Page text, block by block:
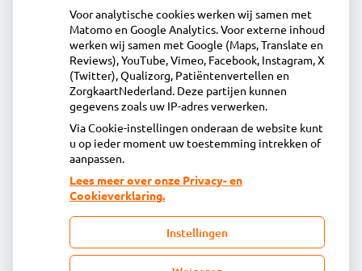
Acdapha Apotheek Waterland-Oost
Heideweg 1B, 1132DA Volendam
0299 - 36 83 24
info@apotheekwaterlandoost.nl
Inschrijven
Centrale administratie
Heeft u vragen of opmerkingen over uw
toegestuurde rekening van de apotheek?
declaratie@acdaphagroep.nl
Voor analytische cookies werken wij samen met
Matomo en Google Analytics. Voor externe inhoud
werken wij samen met Google (Maps, Translate en
Reviews), YouTube, Vimeo, Facebook, Instagram, X
(Twitter), Qualizorg, Patiëntenvertellen en
ZorgkaartNederland. Deze partijen kunnen
gegevens zoals uw IP-adres verwerken.
Via Cookie-instellingen onderaan de website kunt
u op ieder moment uw toestemming intrekken of
aanpassen.
Lees meer over onze Privacy- en
Cookieverklaring.
Instellingen